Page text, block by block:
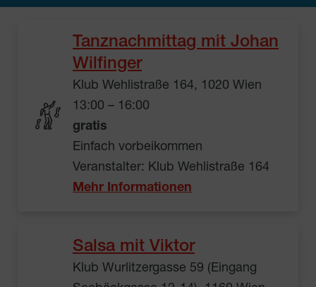
Tanznachmittag mit Johan
Wilfinger
Klub Wehlistraße 164, 1020 Wien
13:00 – 16:00
gratis
Einfach vorbeikommen
Veranstalter: Klub Wehlistraße 164
Mehr Informationen
Salsa mit Viktor
Klub Wurlitzergasse 59 (Eingang